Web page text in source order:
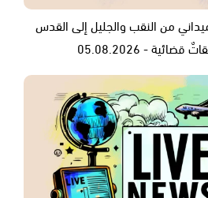
من النقب والجليل إلى القدس
- 05.08.2026